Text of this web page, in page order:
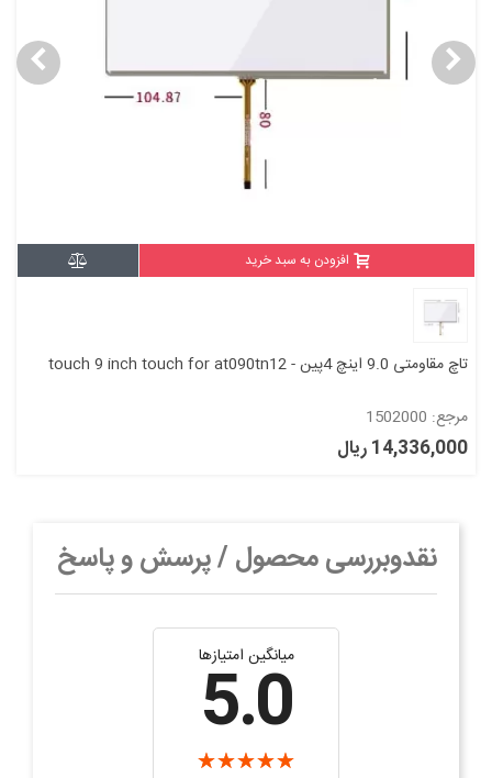
افزودن به سبد خرید
تاچ مقاومتی 9.0 اینچ 4پین - touch 9 inch touch for at090tn12
مرجع: 1502000
14,336,000 ریال
نقدوبررسی محصول / پرسش و پاسخ
میانگین امتیازها
5.0